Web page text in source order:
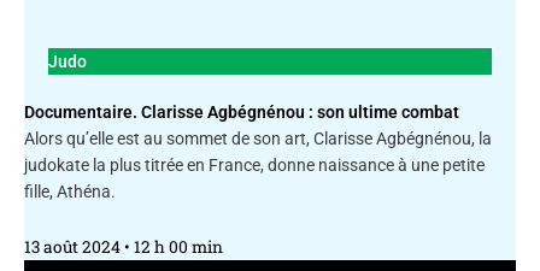
Judo
Documentaire. Clarisse Agbégnénou : son ultime combat
Alors qu’elle est au sommet de son art, Clarisse Agbégnénou, la
judokate la plus titrée en France, donne naissance à une petite
fille, Athéna.
13 août 2024 12 h 00 min